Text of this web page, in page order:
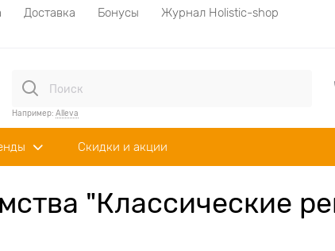
Доставка Бонусы
Журнал Holistic-shop
Например: Alleva
Скидки и акции
"Классические